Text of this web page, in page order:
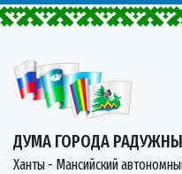
ДУМА ГОРОДА
Ханты - Мансийский